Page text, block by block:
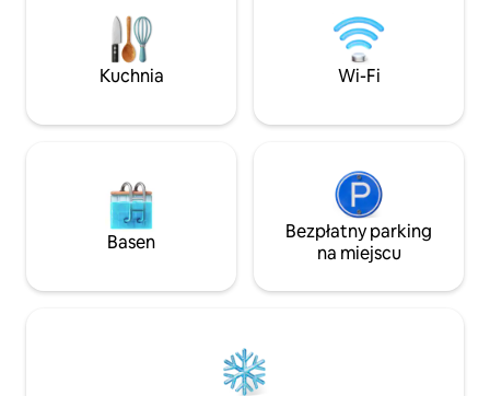
i hotelową restaurację serwującą dania
kuchni lokalnej, dzięki czemu jest idealny
zarówno dla osób pragnących odpocząć,
jak i dla miłośników aktywnego
zapewniając
historia zacznie
Kuchnia Wi-Fi
Basen
Bezpłatny parking
na miejscu